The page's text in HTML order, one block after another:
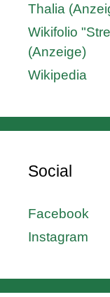
Thalia
Wikifolio
(Anzeige)
Wikipedia
Social
Facebook
Instagram